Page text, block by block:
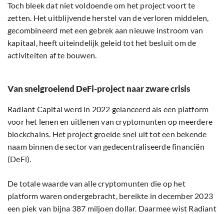
Toch bleek dat niet voldoende om het project voort te
zetten. Het uitblijvende herstel van de verloren middelen,
gecombineerd met een gebrek aan nieuwe instroom van
kapitaal, heeft uiteindelijk geleid tot het besluit om de
activiteiten af te bouwen.
Van snelgroeiend DeFi-project naar zware crisis
Radiant Capital werd in 2022 gelanceerd als een platform
voor het lenen en uitlenen van cryptomunten op meerdere
blockchains. Het project groeide snel uit tot een bekende
naam binnen de sector van gedecentraliseerde financiën
(DeFi).
De totale waarde van alle cryptomunten die op het
platform waren ondergebracht, bereikte in december 2023
een piek van bijna 387 miljoen dollar. Daarmee wist Radiant